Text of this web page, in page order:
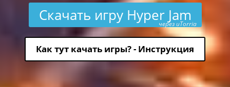
Скачать игру Hyper Jam
через uTorria
Как тут качать игры? - Инструкция